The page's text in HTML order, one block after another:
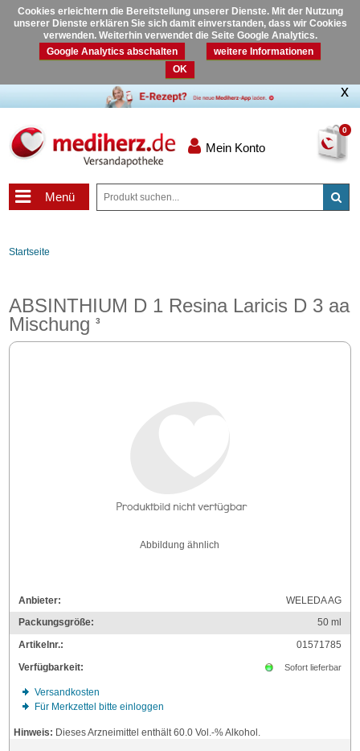
Cookies erleichtern die Bereitstellung unserer Dienste. Mit der Nutzung
unserer Dienste erklären Sie sich damit einverstanden, dass wir Cookies
verwenden. Weiterhin verwendet die Seite Google Analytics.
Google Analytics abschalten
weitere Informationen
OK
0
Mein Konto
Menü
Startseite
ABSINTHIUM D 1 Resina Laricis D 3 aa
Mischung3
Abbildung ähnlich
Anbieter:
WELEDA AG
Packungsgröße:
50ml
Artikelnr.:
01571785
Verfügbarkeit:
Sofort lieferbar
Versandkosten
Für Merkzettel bitte einloggen
Hinweis: Dieses Arzneimittel enthält 60.0 Vol.-% Alkohol.